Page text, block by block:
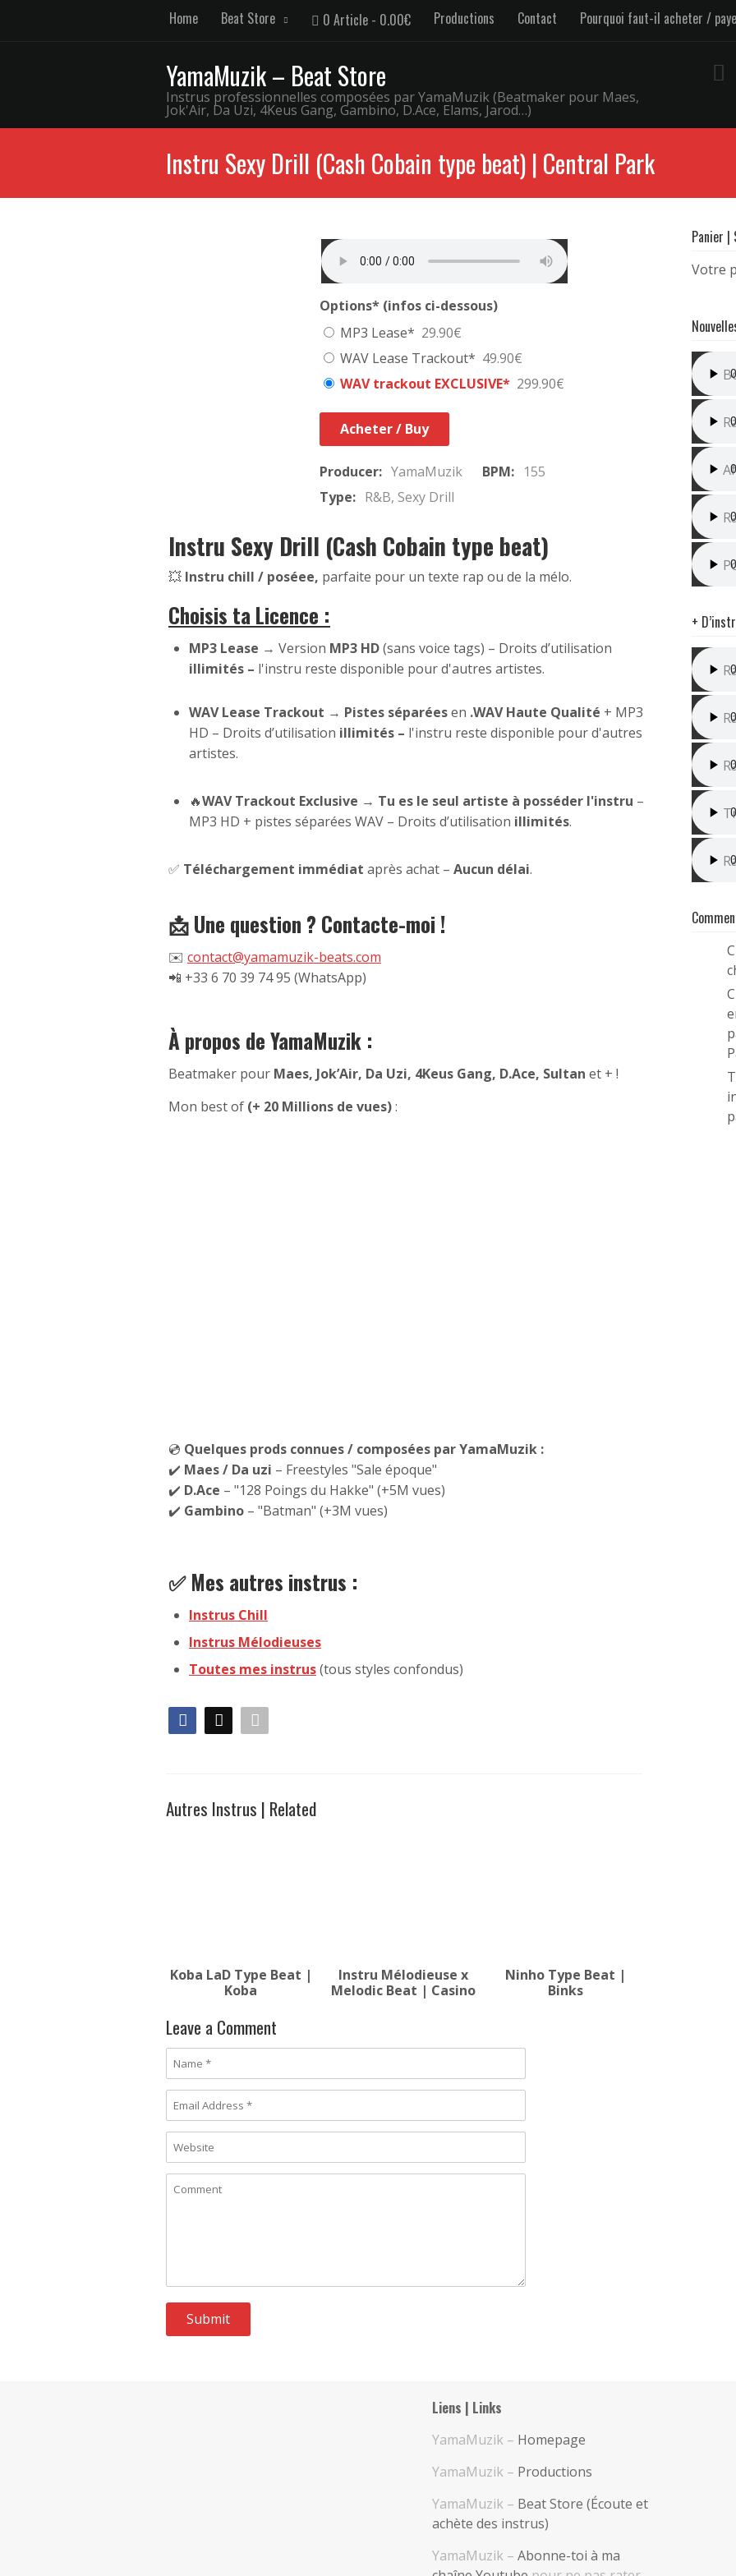
Home Beat Store 0 Article 0.00€ Productions Contact Pourquoi faut-il acheter /
YamaMuzik – Beat Store
Instrus professionnelles composées par YamaMuzik (Beatmaker pour Maes,
Jok'Air, Da Uzi, 4Keus Gang, Gambino, D.Ace, Elams, Jarod…)
Instru Sexy Drill (Cash Cobain type beat) | Central Park
Options* (infos ci-dessous)
MP3 Lease* 29.90€
WAV Lease Trackout* 49.90€
WAV trackout EXCLUSIVE* 299.90€
Acheter / Buy
Producer: YamaMuzik BPM: 155
Type: R&B, Sexy Drill
Instru Sexy Drill (Cash Cobain type beat)
💥 Instru chill / poséee, parfaite pour un texte rap ou de la mélo.
Choisis ta Licence :
MP3 Lease → Version MP3 HD(sans voice tags) – Droits d’utilisation
illimités – l'instru reste disponible pour d'autres artistes.
WAV Lease Trackout → Pistes séparéesen .WAV Haute Qualité + MP3
HD – Droits d’utilisation illimités – l'instru reste disponible pour d'autres
artistes.
🔥WAV Trackout Exclusive → Tu es le seul artiste à posséder l'instru –
MP3 HD + pistes séparées WAV – Droits d’utilisation illimités.
✅ Téléchargement immédiat après achat – Aucun délai.
📩 Une question ? Contacte-moi !
✉️ contact@yamamuzik-beats.com
📲 +33 6 70 39 74 95 (WhatsApp)
À propos de YamaMuzik :
Beatmaker pour Maes, Jok’Air, Da Uzi, 4Keus Gang, D.Ace, Sultan et + !
Mon best of (+ 20 Millions de vues):
💿 Quelques prods connues / composées par YamaMuzik :
✔️ Maes/ Da uzi – Freestyles "Sale époque"
✔️ D.Ace – "128 Poings du Hakke" (+5M vues)
✔️ Gambino – "Batman" (+3M vues)
✅ Mes autres instrus :
Instrus Chill
Instrus Mélodieuses
Toutes mes instrus(tous styles confondus)
Autres Instrus | Related
Koba LaD Type Beat |
Koba
Instru Mélodieuse x
Melodic Beat | Casino
Ninho Type Beat |
Binks
Leave a Comment
Panier |
Votre
+
Liens | Links
YamaMuzik – Homepage
YamaMuzik – Productions
YamaMuzik – Beat Store (Écoute et
achète des instrus)
YamaMuzik – Abonne-toi à ma